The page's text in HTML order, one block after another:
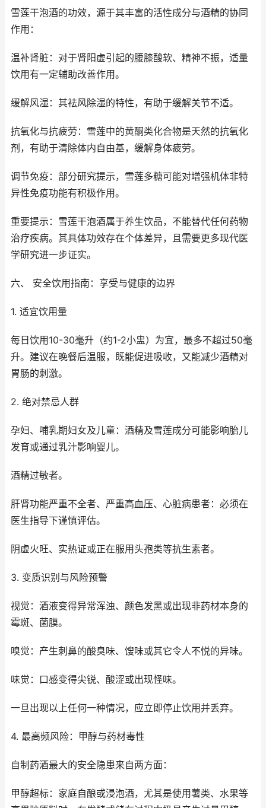
雪莲干泡酒的功效，源于其丰富的活性成分与酒精的协同
作用：
温补肾脏：对于肾阳虚引起的腰膝酸软、精神不振，适量
饮用有一定辅助改善作用。
缓解风湿：其祛风除湿的特性，有助于缓解关节不适。
抗氧化与抗疲劳：雪莲中的黄酮类化合物是天然的抗氧化
剂，有助于清除体内自由基，缓解身体疲劳。
调节免疫：部分研究提示，雪莲多糖可能对增强机体非特
异性免疫功能有积极作用。
重要提示：雪莲干泡酒属于养生饮品，不能替代任何药物
治疗疾病。其具体功效存在个体差异，且需要更多现代医
学研究进一步证实。
六、 安全饮用指南：享受与健康的边界
1. 适宜饮用量
每日饮用10-30毫升（约1-2小盅）为宜，最多不超过50毫
升。建议在晚餐后温服，既能促进吸收，又能减少酒精对
胃肠的刺激。
2. 绝对禁忌人群
孕妇、哺乳期妇女及儿童：酒精及雪莲成分可能影响胎儿
发育或通过乳汁影响婴儿。
酒精过敏者。
肝肾功能严重不全者、严重高血压、心脏病患者：必须在
医生指导下谨慎评估。
阴虚火旺、实热证或正在服用头孢类等抗生素者。
3. 变质识别与风险预警
视觉：酒液变得异常浑浊、颜色发黑或出现非药材本身的
霉斑、菌膜。
嗅觉：产生刺鼻的酸臭味、馊味或其它令人不悦的异味。
味觉：口感变得尖锐、酸涩或出现怪味。
一旦出现以上任何一种情况，应立即停止饮用并丢弃。
4. 最高频风险：甲醇与药材毒性
自制药酒最大的安全隐患来自两方面：
甲醇超标：家庭自酿或浸泡酒，尤其是使用薯类、水果等